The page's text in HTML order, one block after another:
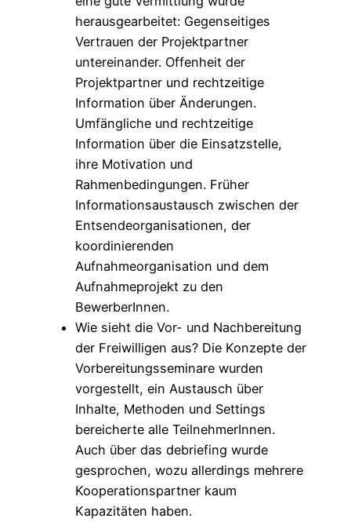
herausgearbeitet: Gegenseitiges
Vertrauen der Projektpartner
untereinander. Offenheit der
Projektpartner und rechtzeitige
Information über Änderungen.
Umfängliche und rechtzeitige
Information über die Einsatzstelle,
ihre Motivation und
Rahmenbedingungen. Früher
Informationsaustausch zwischen der
Entsendeorganisationen, der
koordinierenden
Aufnahmeorganisation und dem
Aufnahmeprojekt zu den
BewerberInnen.
Wie sieht die Vor- und Nachbereitung
der Freiwilligen aus? Die Konzepte der
Vorbereitungsseminare wurden
vorgestellt, ein Austausch über
Inhalte, Methoden und Settings
bereicherte alle TeilnehmerInnen.
Auch über das debriefing wurde
gesprochen, wozu allerdings mehrere
Kooperationspartner kaum
Kapazitäten haben.